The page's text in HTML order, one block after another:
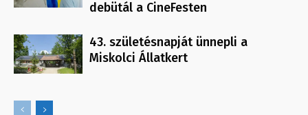
debütál a CineFesten
43. születésnapját ünnepli a
Miskolci Állatkert